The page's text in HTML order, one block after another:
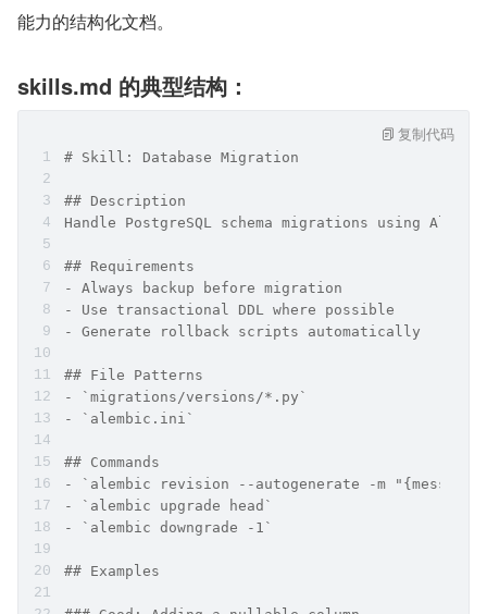
能力的结构化文档。
skills.md 的典型结构：
# Skill: Database Migration
## Description
Handle PostgreSQL schema migrations using
## Requirements
- Always backup before migration
- Use transactional DDL where possible
- Generate rollback scripts automatically
## File Patterns
- `migrations/versions/*.py`
- `alembic.ini`
## Commands
- `alembic revision --autogenerate -m
- `alembic upgrade head`
- `alembic downgrade -1`
## Examples
复制代码